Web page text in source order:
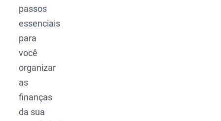
passos
essenciais
para
você
organizar
as
finanças
da sua